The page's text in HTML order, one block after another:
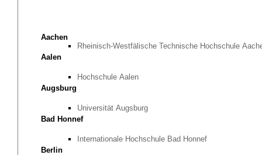
Aachen
Rheinisch-Westfälische Technische Hochschule
Aalen
Hochschule Aalen
Augsburg
Universität Augsburg
Bad Honnef
Internationale Hochschule Bad Honnef
Berlin